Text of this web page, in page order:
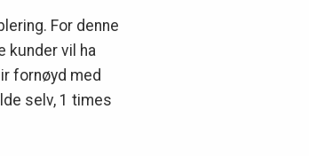
For denne
kunder vil ha
fornøyd med
selv, 1 times